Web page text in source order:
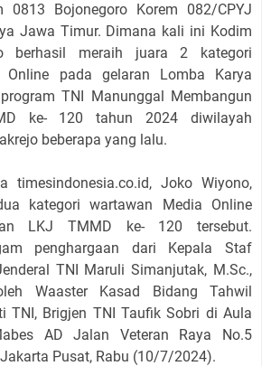
0813 Bojonegoro Korem 082/CPYJ
Jawa Timur. Dimana kali ini Kodim
berhasil meraih juara 2 kategori
Online pada gelaran Lomba Karya
TNI Manunggal Membangun
ke- 120 tahun 2024 diwilayah
beberapa yang lalu.
timesindonesia.co.id, Joko Wiyono,
kategori wartawan Media Online
LKJ TMMD ke- 120 tersebut.
penghargaan dari Kepala Staf
TNI Maruli Simanjutak, M.Sc.,
Waaster Kasad Bidang Tahwil
TNI, Brigjen TNI Taufik Sobri di Aula
AD Jalan Veteran Raya No.5
Pusat, Rabu (10/7/2024).